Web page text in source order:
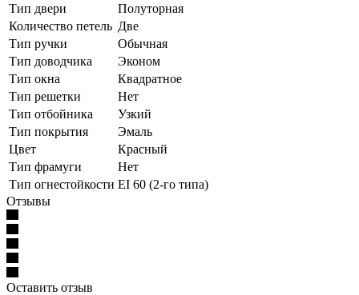
Тип двери
Полуторная
Количество петель Две
Тип ручки
Обычная
Тип доводчика
Эконом
Тип окна
Квадратное
Тип решетки
Нет
Тип отбойника
Узкий
Тип покрытия
Эмаль
Цвет
Красный
Тип фрамуги
Нет
Тип огнестойкости EI 60 (2-го типа)
Отзывы
Оставить отзыв